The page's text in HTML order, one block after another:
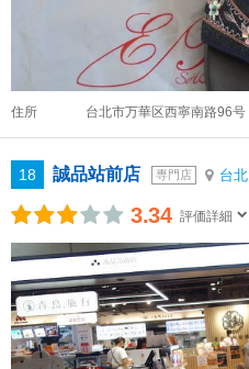
住所 台北市万華区西寧南路96号
18 誠品站前店 専門店 台北
3.34 評価詳細